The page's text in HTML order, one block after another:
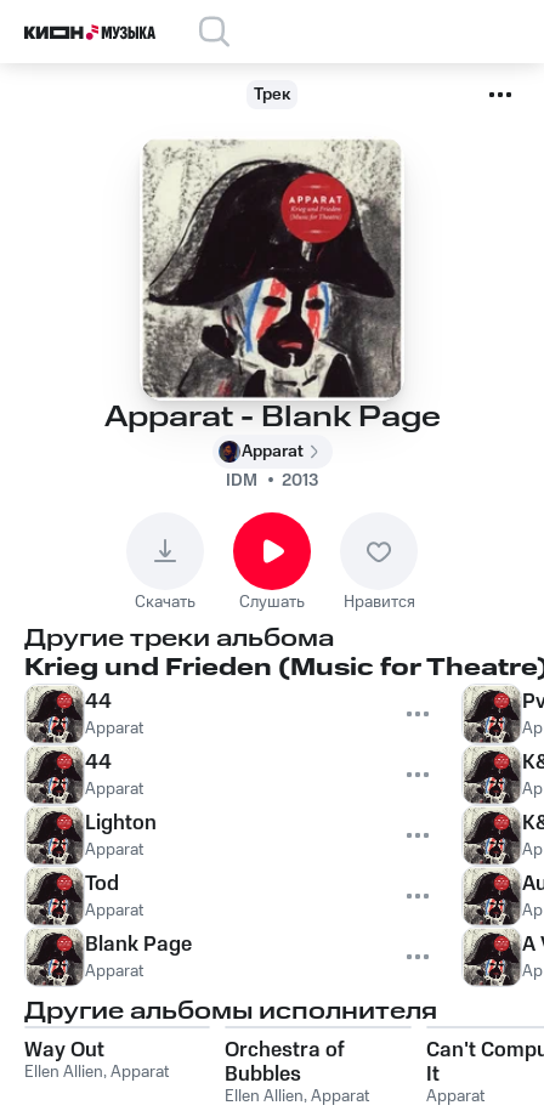
Трек
Apparat - Blank Page
Apparat
IDM
2013
Скачать Слушать Нравится
Другие треки альбома
Krieg und Frieden (Music for
44
Apparat
44
Apparat
Lighton
Apparat
Tod
Apparat
Blank Page
Apparat
A
Другие альбомы исполнителя
Way Out
Ellen Allien,Apparat
Orchestra of
Bubbles
Ellen Allien,Apparat
Can't
It
Apparat